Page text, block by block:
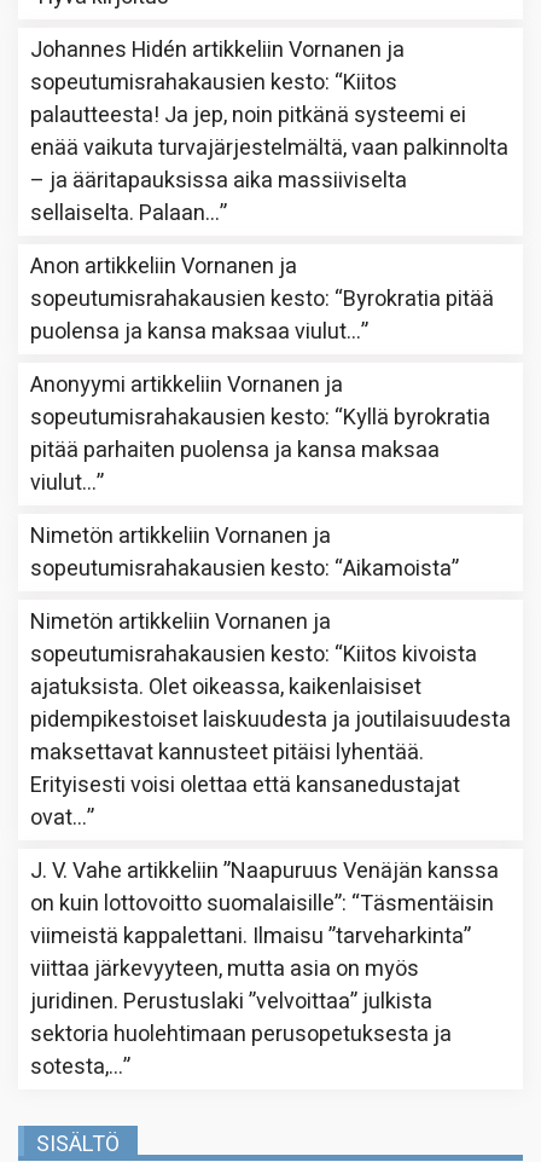
Johannes Hidén artikkeliinVornanen ja
sopeutumisrahakausien kesto: “Kiitos
palautteesta! Ja jep, noin pitkänä systeemi ei
enää vaikuta turvajärjestelmältä, vaan palkinnolta
– ja ääritapauksissa aika massiiviselta
sellaiselta. Palaan…”
Anon artikkeliinVornanen ja
sopeutumisrahakausien kesto: “Byrokratia pitää
puolensa ja kansa maksaa viulut…”
Anonyymi artikkeliinVornanen ja
sopeutumisrahakausien kesto: “Kyllä byrokratia
pitää parhaiten puolensa ja kansa maksaa
viulut…”
Nimetön artikkeliinVornanen ja
sopeutumisrahakausien kesto: “Aikamoista”
Nimetön artikkeliinVornanen ja
sopeutumisrahakausien kesto: “Kiitos kivoista
ajatuksista. Olet oikeassa, kaikenlaisiset
pidempikestoiset laiskuudesta ja joutilaisuudesta
maksettavat kannusteet pitäisi lyhentää.
Erityisesti voisi olettaa että kansanedustajat
ovat…”
J. V. Vahe artikkeliin”Naapuruus Venäjän kanssa
on kuin lottovoitto suomalaisille”: “Täsmentäisin
viimeistä kappalettani. Ilmaisu ”tarveharkinta”
viittaa järkevyyteen, mutta asia on myös
juridinen. Perustuslaki ”velvoittaa” julkista
sektoria huolehtimaan perusopetuksesta ja
sotesta,…”
SISÄLTÖ